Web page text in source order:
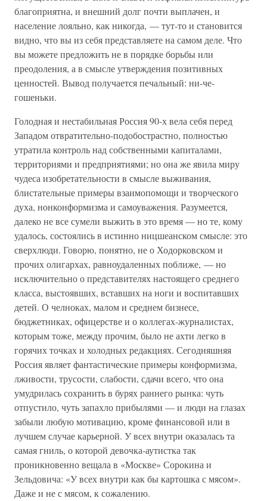
благоприятна, и внешний долг почти выплачен, и
население лояльно, как никогда, — тут-то и становится
видно, что вы из себя представляете на самом деле. Что
вы можете предложить не в порядке борьбы или
преодоления, а в смысле утверждения позитивных
ценностей. Вывод получается печальный: ни-че-
гошеньки.
Голодная и нестабильная Россия 90-х вела себя перед
Западом отвратительно-подобострастно, полностью
утратила контроль над собственными капиталами,
территориями и предприятиями; но она же явила миру
чудеса изобретательности в смысле выживания,
блистательные примеры взаимопомощи и творческого
духа, нонконформизма и самоуважения. Разумеется,
далеко не все сумели выжить в это время — но те, кому
удалось, состоялись в истинно ницшеанском смысле: это
сверхлюди. Говорю, понятно, не о Ходорковском и
прочих олигархах, равноудаленных поближе, — но
исключительно о представителях настоящего среднего
класса, выстоявших, вставших на ноги и воспитавших
детей. О челноках, малом и среднем бизнесе,
бюджетниках, офицерстве и о коллегах-журналистах,
которым тоже, между прочим, было не ахти легко в
горячих точках и холодных редакциях. Сегодняшняя
Россия являет фантастические примеры конформизма,
лживости, трусости, слабости, сдачи всего, что она
умудрилась сохранить в бурях раннего рынка: чуть
отпустило, чуть запахло прибылями — и люди на глазах
забыли любую мотивацию, кроме финансовой или в
лучшем случае карьерной. У всех внутри оказалась та
самая гниль, о которой девочка-аутистка так
проникновенно вещала в «Москве» Сорокина и
Зельдовича: «У всех внутри как бы картошка с мясом».
Даже и не с мясом, к сожалению.